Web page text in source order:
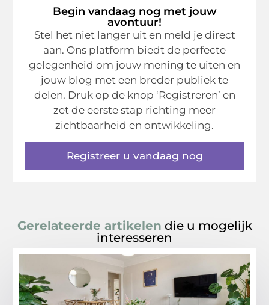
Begin vandaag nog met jouw
avontuur!
Stel het niet langer uit en meld je direct
aan. Ons platform biedt de perfecte
gelegenheid om jouw mening te uiten en
jouw blog met een breder publiek te
delen. Druk op de knop ‘Registreren’ en
zet de eerste stap richting meer
zichtbaarheid en ontwikkeling.
Registreer u vandaag nog
Gerelateerde artikelen die u mogelijk
interesseren